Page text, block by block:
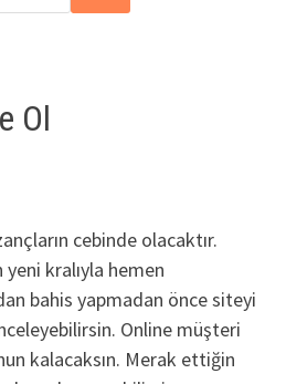
Ol
cebinde olacaktır.
kralıyla hemen
bahis yapmadan önce siteyi
Online müşteri
kalacaksın. Merak ettiğin